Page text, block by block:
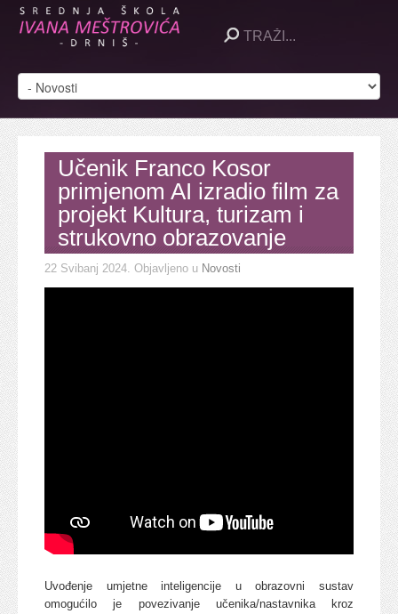
Učenik Franco Kosor
primjenom AI izradio film za
projekt Kultura, turizam i
strukovno obrazovanje
22 Svibanj 2024. Objavljeno u Novosti
Uvođenje umjetne inteligencije u obrazovni sustav
omogućilo je povezivanje učenika/nastavnika kroz